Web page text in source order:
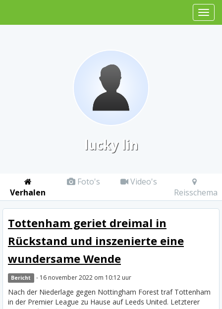
lucky lin
Verhalen
Foto's
Video's
Reisschema
Tottenham geriet dreimal in
Rückstand und inszenierte eine
wundersame Wende
Bericht - 16 november 2022 om 10:12 uur
Nach der Niederlage gegen Nottingham Forest traf Tottenham
in der Premier League zu Hause auf Leeds United. Letzterer